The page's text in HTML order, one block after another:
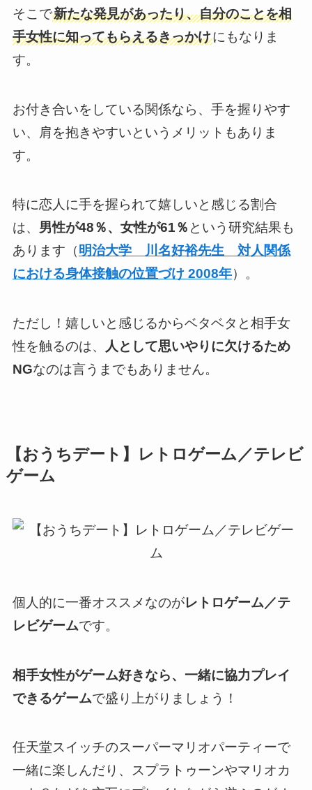
そこで新たな発見があったり、自分のことを相
手女性に知ってもらえるきっかけにもなりま
す。
お付き合いをしている関係なら、手を握りやす
い、肩を抱きやすいというメリットもありま
す。
特に恋人に手を握られて嬉しいと感じる割合
は、 男性が48％、女性が61％ という研究結果も
あります（明治大学 川名好裕先生 対人関係
における身体接触の位置づけ 2008年）。
ただし！嬉しいと感じるからベタベタと相手女
性を触るのは、
人として思いやりに欠けるため
NGなのは言うまでもありません。
【おうちデート】レトロゲーム／テレビ
ゲーム
個人的に一番オススメなのがレトロゲーム／テ
レビゲームです。
相手女性がゲーム好きなら、一緒に協力プレイ
できるゲームで盛り上がりましょう！
任天堂スイッチのスーパーマリオパーティーで
一緒に楽しんだり、スプラトゥーンやマリオカ